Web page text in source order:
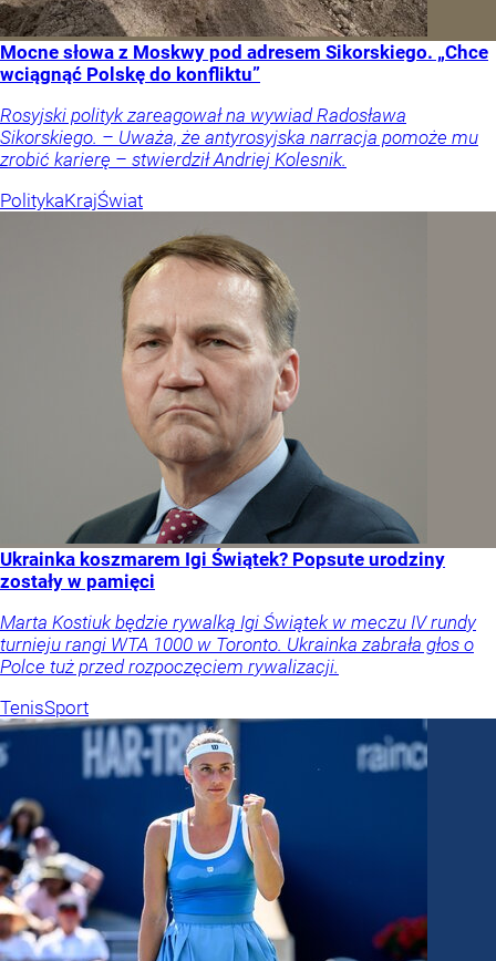
Mocne słowa z Moskwy pod adresem Sikorskiego. „Chce
wciągnąć Polskę do konfliktu”
Rosyjski polityk zareagował na wywiad Radosława
Sikorskiego. – Uważa, że antyrosyjska narracja pomoże mu
zrobić karierę – stwierdził Andriej Kolesnik.
PolitykaKrajŚwiat
Ukrainka koszmarem Igi Świątek? Popsute urodziny
zostały w pamięci
Marta Kostiuk będzie rywalką Igi Świątek w meczu IV rundy
turnieju rangi WTA 1000 w Toronto. Ukrainka zabrała głos o
Polce tuż przed rozpoczęciem rywalizacji.
TenisSport